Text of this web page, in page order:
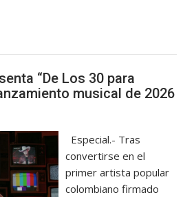
“De Los 30 para
musical de 2026
Especial.- Tras
convertirse en el
primer artista popular
colombiano firmado